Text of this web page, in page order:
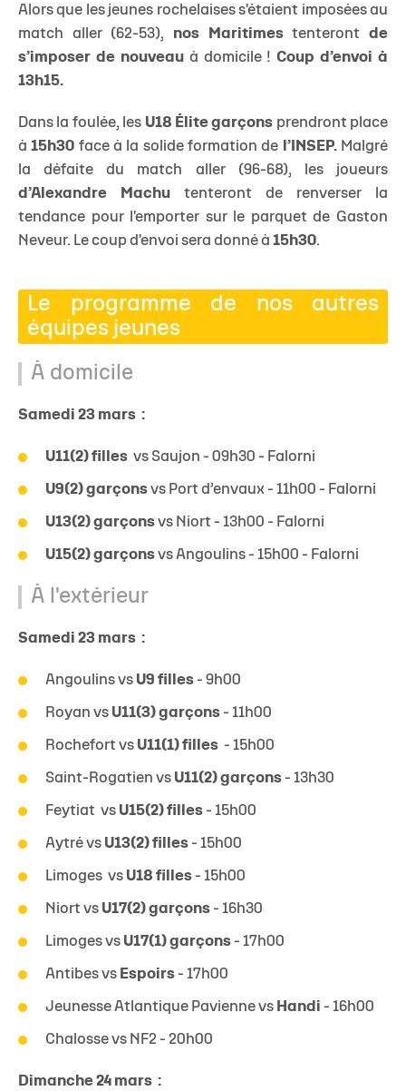
Alors que les jeunes rochelaises s'étaient imposées au
match aller (62-53), nos Maritimestenterontde
s’imposer de nouveauà domicile !Coup d’envoi à
13h15.
Dans la foulée, les U18 Élite garçons prendront place
à15h30 face à la solide formation de l’INSEP. Malgré
la défaite du match aller (96-68), les joueurs
d’Alexandre Machu tenteront de renverser la
tendance pour l'emporter sur le parquet de Gaston
Neveur. Le coup d'envoi sera donné à 15h30.
Le programme de nos autres
équipes jeunes
À domicile
Samedi 23 mars :
U11(2) filles vs Saujon - 09h30 - Falorni
U9(2) garçons vs Port d’envaux - 11h00 - Falorni
U13(2) garçons vs Niort - 13h00 - Falorni
U15(2) garçons vs Angoulins - 15h00 - Falorni​
À l'extérieur
Samedi 23 mars :
Angoulins vs U9 filles - 9h00
Royan vs U11(3) garçons - 11h00
Rochefort vs U11(1) filles - 15h00
Saint-Rogatien vs U11(2) garçons - 13h30
Feytiat vs U15(2) filles - 15h00
Aytré vs U13(2) filles - 15h00
Limoges vs U18 filles - 15h00
Niort vs U17(2) garçons - 16h30
Limoges vs U17(1) garçons - 17h00
Antibes vs Espoirs - 17h00
Jeunesse Atlantique Pavienne vs Handi - 16h00
Chalosse vs NF2 - 20h00
Dimanche 24 mars :